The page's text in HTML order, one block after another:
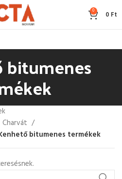
0 0 Ft
bitumenes
Charvát
bitumenes termékek